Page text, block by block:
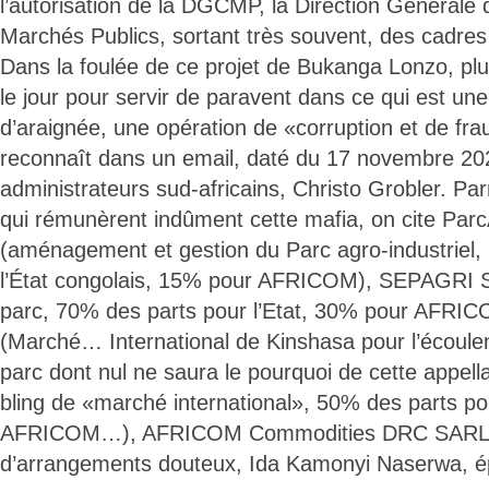
l’autorisation de la DGCMP, la Direction Générale
Marchés Publics, sortant très souvent, des
Dans la foulée de ce projet de Bukanga Lonzo,
le jour pour servir de paravent dans ce qui est
d’araignée, une opération de «corruption et de
reconnaît dans un email, daté du 17 novembre
administrateurs sud-africains, Christo Grobler.
qui rémunèrent indûment cette mafia, on cite
(aménagement et gestion du Parc agro-
l’État congolais, 15% pour AFRICOM), SEPAGRI
parc, 70% des parts pour l’Etat, 30% pour
(Marché… International de Kinshasa pour
parc dont nul ne saura le pourquoi de cette
bling de «marché international», 50% des parts
AFRICOM…), AFRICOM Commodities DRC
d’arrangements douteux, Ida Kamonyi Naserwa,